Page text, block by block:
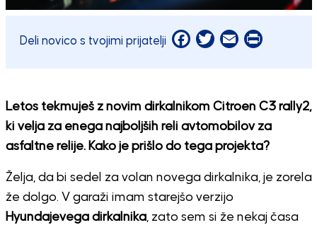
Deli novico s tvojimi prijatelji Facebook
Twitter
EmailPrint
Letos tekmuješ z novim dirkalnikom Citroen C3 rally2,
ki velja za enega najboljših reli avtomobilov za
asfaltne relije. Kako je prišlo do tega projekta?
Želja, da bi sedel za volan novega dirkalnika, je zorela
že dolgo. V garaži imam starejšo verzijo
Hyundajevega dirkalnika, zato sem si že nekaj časa